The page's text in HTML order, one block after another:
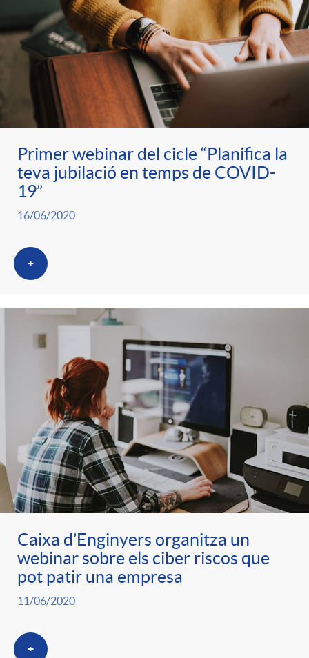
Primer webinar del cicle “Planifica la
teva jubilació en temps de COVID-
19”
16/06/2020
+
Caixa d’Enginyers organitza un
webinar sobre els ciber riscos que
pot patir una empresa
11/06/2020
+